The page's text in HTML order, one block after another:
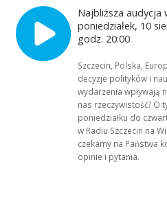
Najbliższa audycja
poniedziałek, 10
godz. 20:00
Szczecin, Polska,
decyzje polityków i
wydarzenia wpływają
nas rzeczywistość? O
poniedziałku do
w Radiu Szczecin na
czekamy na Państwa
opinie i pytania.